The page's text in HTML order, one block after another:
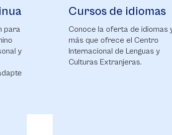
para
y
Cursos de idiomas
Conoce la oferta de idiomas
más que ofrece el Centro
Internacional de Lenguas y
Culturas Extranjeras.